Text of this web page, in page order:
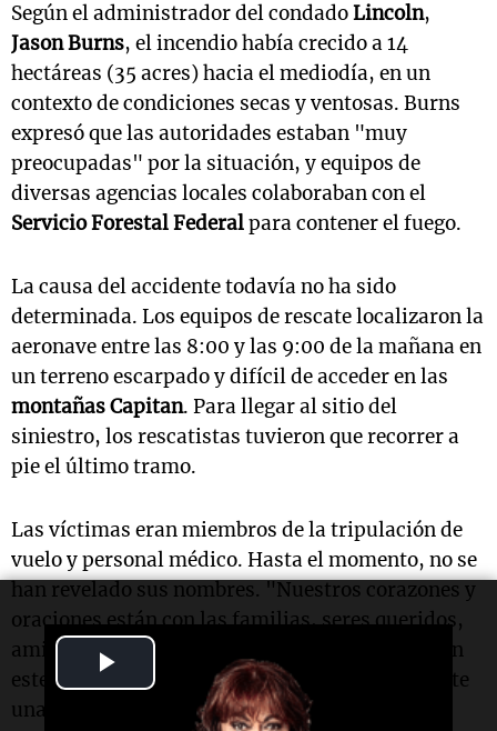
Video
Según el administrador del condadoLincoln,
Jason Burns, el incendio había crecido a 14
hectáreas (35 acres) hacia el mediodía, en un
contexto de condiciones secas y ventosas. Burns
expresó que las autoridades estaban "muy
preocupadas" por la situación, y equipos de
diversas agencias locales colaboraban con el
Servicio Forestal Federalpara contener el fuego.
La causa del accidente todavía no ha sido
determinada. Los equipos de rescate localizaron la
aeronave entre las 8:00 y las 9:00 de la mañana en
un terreno escarpado y difícil de acceder en las
montañas Capitan. Para llegar al sitio del
siniestro, los rescatistas tuvieron que recorrer a
pie el último tramo.
Las víctimas eran miembros de la tripulación de
vuelo y personal médico. Hasta el momento, no se
han revelado sus nombres. "Nuestros corazones y
oraciones están con las familias, seres queridos,
amigos y colegas de quienes perdieron la vida en
este trágico incidente", manifestó Burns durante
una conferencia de prensa.